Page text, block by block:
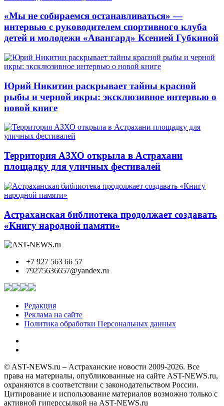
«Мы не собираемся останавливаться» —
интервью с руководителем спортивного клуба
детей и молодежи «Авангард» Ксенией Губкиной
Юрий Никитин раскрывает тайны красной
рыбы и черной икры: эксклюзивное интервью о
новой книге
Территория АЗХО открыла в Астрахани
площадку для уличных фестивалей
Астраханская библиотека продолжает создавать
«Книгу народной памяти»
+7 927 563 66 57
79275636657@yandex.ru
Редакция
Реклама на сайте
Политика обработки Персональных данных
© AST-NEWS.ru – Астраханские новости 2009-2026. Все
права на материалы, опубликованные на сайте AST-NEWS.ru,
охраняются в соответствии с законодательством России.
Цитирование и использование материалов возможно только с
активной гиперссылкой на AST-NEWS.ru